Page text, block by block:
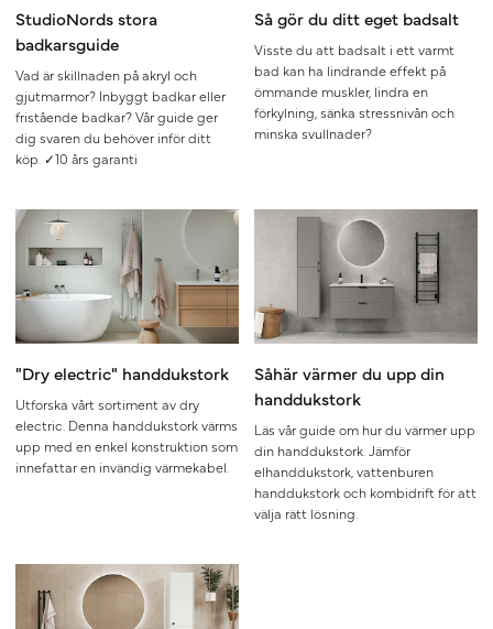
StudioNords stora
badkarsguide
Vad är skillnaden på akryl och
gjutmarmor? Inbyggt badkar eller
fristående badkar? Vår guide ger
dig svaren du behöver inför ditt
köp. ✓10 års garanti
Så gör du ditt eget badsalt
Visste du att badsalt i ett varmt
bad kan ha lindrande effekt på
ömmande muskler, lindra en
förkylning, sänka stressnivån och
minska svullnader?
"Dry electric" handdukstork
Utforska vårt sortiment av dry
electric. Denna handdukstork värms
upp med en enkel konstruktion som
innefattar en invändig värmekabel.
Såhär värmer du upp din
handdukstork
Läs vår guide om hur du värmer upp
din handdukstork. Jämför
elhanddukstork, vattenburen
handdukstork och kombidrift för att
välja rätt lösning.